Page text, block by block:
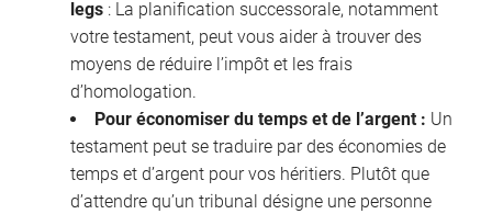
legs : La planification successorale, notamment
votre testament, peut vous aider à trouver des
moyens de réduire l’impôt et les frais
d’homologation.
Pour économiser du temps et de l’argent : Un
testament peut se traduire par des économies de
temps et d’argent pour vos héritiers. Plutôt que
d’attendre qu’un tribunal désigne une personne